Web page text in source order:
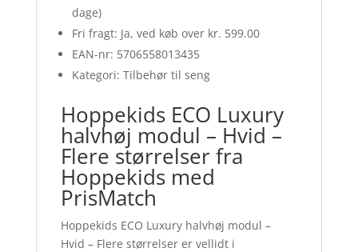
dage)
Fri fragt: Ja, ved køb over kr. 599.00
EAN-nr: 5706558013435
Kategori: Tilbehør til seng
Hoppekids ECO Luxury
halvhøj modul – Hvid –
Flere størrelser fra
Hoppekids med
PrisMatch
Hoppekids ECO Luxury halvhøj modul –
Hvid – Flere størrelser er vellidt i